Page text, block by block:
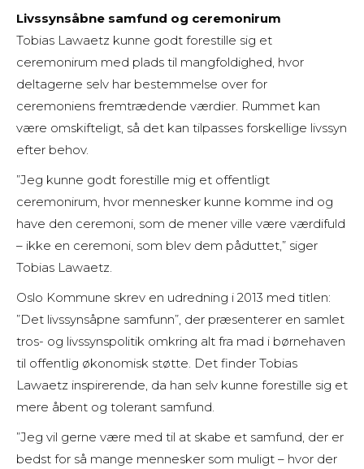
Livssynsåbne samfund og ceremonirum
Tobias Lawaetz kunne godt forestille sig et
ceremonirum med plads til mangfoldighed, hvor
deltagerne selv har bestemmelse over for
ceremoniens fremtrædende værdier. Rummet kan
være omskifteligt, så det kan tilpasses forskellige livssyn
efter behov.
”Jeg kunne godt forestille mig et offentligt
ceremonirum, hvor mennesker kunne komme ind og
have den ceremoni, som de mener ville være værdifuld
– ikke en ceremoni, som blev dem påduttet,” siger
Tobias Lawaetz.
Oslo Kommune skrev en udredning i 2013 med titlen:
”Det livssynsåpne samfunn”, der præsenterer en samlet
tros- og livssynspolitik omkring alt fra mad i børnehaven
til offentlig økonomisk støtte. Det finder Tobias
Lawaetz inspirerende, da han selv kunne forestille sig et
mere åbent og tolerant samfund.
”Jeg vil gerne være med til at skabe et samfund, der er
bedst for så mange mennesker som muligt – hvor der